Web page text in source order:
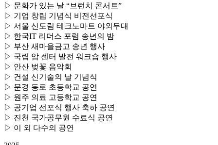
▷ 문화가 있는 날 “브런치 콘서트”
▷ 기업 창립 기념식 비전선포식
▷ 서울 신도림 테크노마트 야외무대
▷ 한국IT 리더스 포럼 송년의 밤
▷ 부산 새마을금고 송년 행사
▷ 국립 암 센터 발전 워크숍 행사
▷ 안산 벚꽃 음악회
▷ 건설 신기술의 날 기념식
▷ 문경 동로 초등학교 공연
▷ 원주 의료 고등학교 공연
▷ 공기업 선포식 행사 축하 공연
▷ 진천 국가공무원 수료식 공연
▷ 이 외 다수의 공연